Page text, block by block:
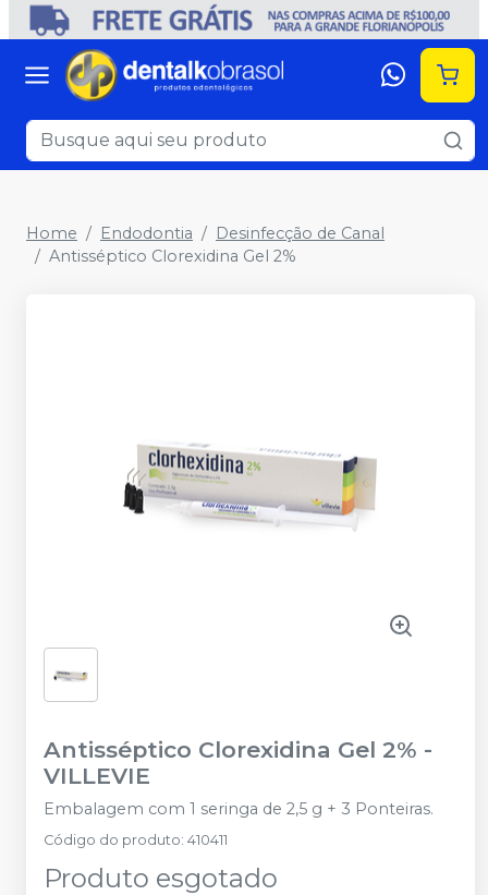
Home Endodontia
Desinfecção de Canal
Antisséptico Clorexidina Gel 2%
Antisséptico Clorexidina Gel 2% -
VILLEVIE
Embalagem com 1 seringa de 2,5 g + 3 Ponteiras.
Código do produto: 410411
Produto esgotado